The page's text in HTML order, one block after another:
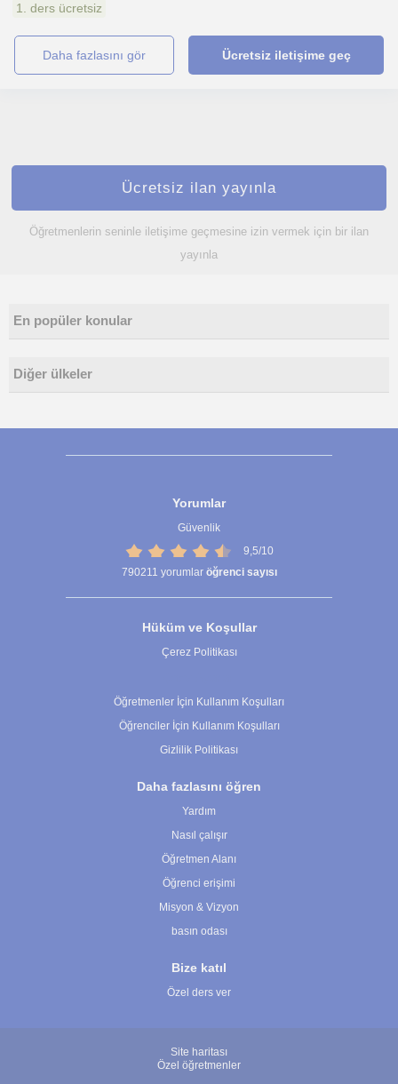
1. ders ücretsiz
daha fazlasını gör Ücretsiz iletişime geç
Ücretsiz ilan yayınla
Öğretmenlerin seninle iletişime geçmesine izin vermek için bir ilan
yayınla
En popüler konular
Diğer ülkeler
Yorumlar
Güvenlik
9,5/10
790211 yorumlar öğrenci sayısı
Hüküm ve Koşullar
Çerez Politikası
Öğretmenler İçin Kullanım Koşulları
Öğrenciler İçin Kullanım Koşulları
Gizlilik Politikası
Daha fazlasını öğren
Yardım
Nasıl çalışır
Öğretmen Alanı
Öğrenci erişimi
Misyon & Vizyon
basın odası
Bize katıl
Özel ders ver
Site haritası
Özel öğretmenler